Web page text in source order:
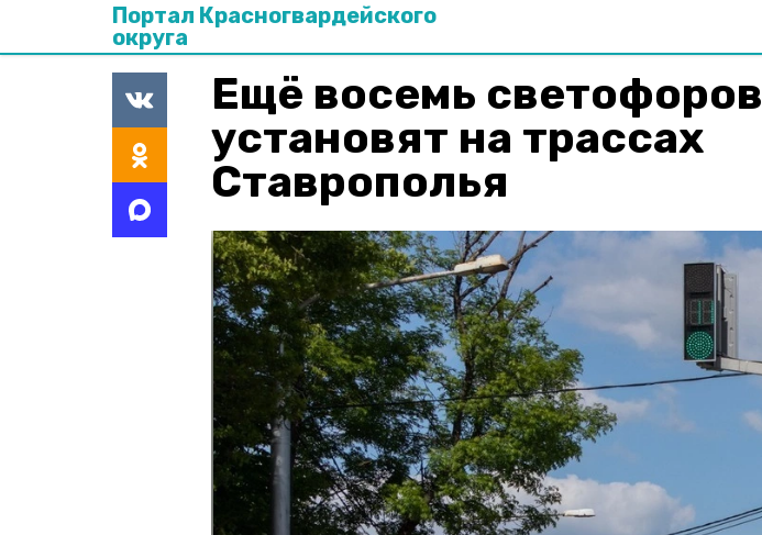
Портал Красногвардейского
округа
Ещё восемь светофоров
установят на трассах
Ставрополья